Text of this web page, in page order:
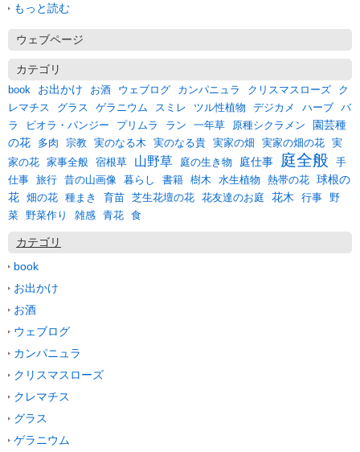
もっと読む
ウェブページ
カテゴリ
book お出かけ お酒 ウェブログ カンパニュラ クリスマスローズ
ク
レマチス
グラス ゲラニウム スミレ ツル性植物 デジカメ ハーブ
バ
ラ
ビオラ・パンジー プリムラ ラン 一年草 原種シクラメン
園芸種
の花
多肉 宗教 実のなる木 実のなる貴 実家の畑 実家の畑の花
実
家の花
家事全般 宿根草 山野草 庭の生き物 庭仕事 庭全般
手
仕事
旅行 昔の山画像 暮らし 書籍 樹木 水生植物 熱帯の花
球根の
花
畑の花 種まき 育苗 芝生花壇の花 花友達のお庭 花木 行事
野
菜
野菜作り 雑感 青花 食
カテゴリ
book
お出かけ
お酒
ウェブログ
カンパニュラ
クリスマスローズ
クレマチス
グラス
ゲラニウム